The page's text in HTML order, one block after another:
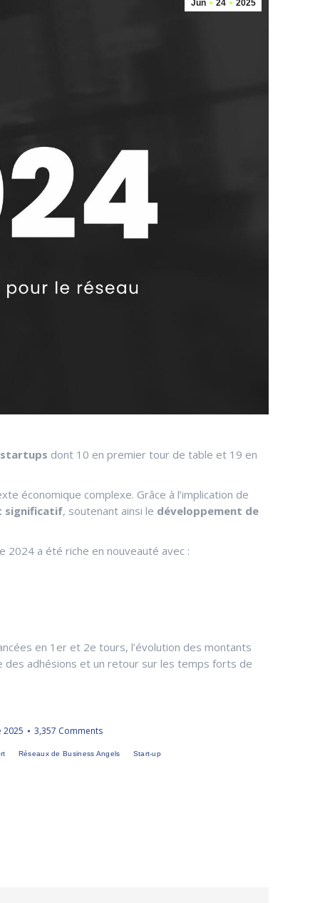
Jun 24 2025
dont 10 en premier tour de table et 19 en
économique complexe. Grâce à l’implication de
significatif, soutenant ainsi le développement de
2024 a été riche en nouveauté avec :
en 1er et 2e tours, l’évolution des montants
des adhésions et un retour sur les temps forts de
2025
3,357 Comments
Réseaux de Business Angels Start-up